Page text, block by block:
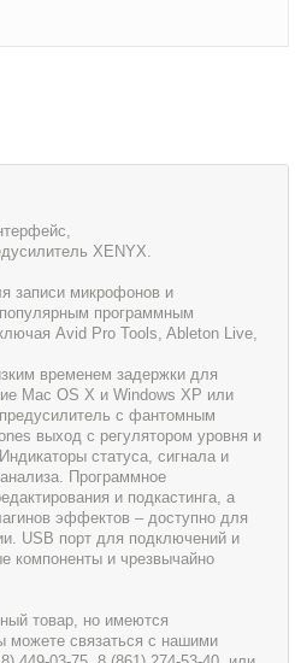
XENYX.
записи микрофонов и
программным
Avid Pro Tools, Ableton Live,
временем задержки для
Mac OS X и Windows XP или
с фантомным
выход с регулятором уровня и
статуса, сигнала и
Программное
и подкастинга, а
эффектов – доступно для
USB порт для подключений и
компоненты и чрезвычайно
товар, но имеются
можете связаться с нашими